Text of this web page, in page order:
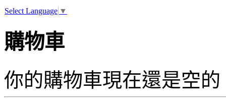
Select Language ▼
購物車
你的購物車現在還是空的